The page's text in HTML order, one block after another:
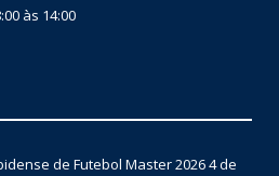
às 14:00
de Futebol Master 20264 de